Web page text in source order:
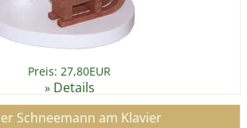
Preis: 27,80EUR
» Details
Schneemann am Klavier